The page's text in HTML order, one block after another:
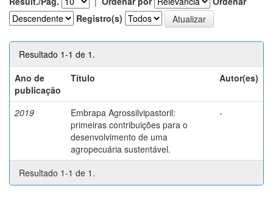
Registro(s)
Resultado 1-1 de 1.
Ano de
publicação
Título Autor(es)
2019
Embrapa Agrossilvipastoril:
primeiras contribuições para o
desenvolvimento de uma
agropecuária sustentável.
-
Resultado 1-1 de 1.